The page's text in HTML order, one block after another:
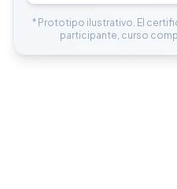
* Prototipo ilustrativo. El
participante, curso